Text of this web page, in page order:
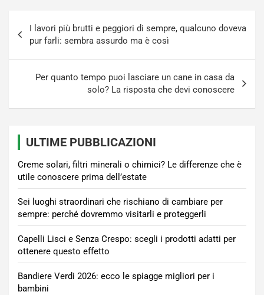
articoli
I lavori più brutti e peggiori di sempre, qualcuno doveva
pur farli: sembra assurdo ma è così
Per quanto tempo puoi lasciare un cane in casa da
solo? La risposta che devi conoscere
ULTIME PUBBLICAZIONI
Creme solari, filtri minerali o chimici? Le differenze che è
utile conoscere prima dell’estate
Sei luoghi straordinari che rischiano di cambiare per
sempre: perché dovremmo visitarli e proteggerli
Capelli Lisci e Senza Crespo: scegli i prodotti adatti per
ottenere questo effetto
Bandiere Verdi 2026: ecco le spiagge migliori per i
bambini